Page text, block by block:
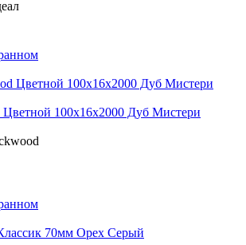
100x16х2000 Дуб Мистери